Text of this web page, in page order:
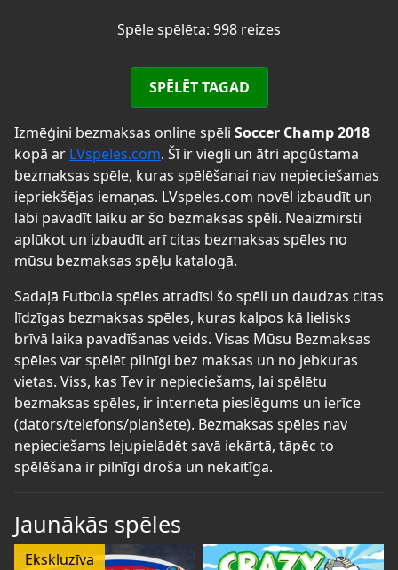
Spēle spēlēta: 998 reizes
SPĒLĒT TAGAD
Izmēģini bezmaksas online spēli Soccer Champ 2018
kopā ar LVspeles.com. Šī ir viegli un ātri apgūstama
bezmaksas spēle, kuras spēlēšanai nav nepieciešamas
iepriekšējas iemaņas. LVspeles.com novēl izbaudīt un
labi pavadīt laiku ar šo bezmaksas spēli. Neaizmirsti
aplūkot un izbaudīt arī citas bezmaksas spēles no
mūsu bezmaksas spēļu katalogā.
Sadaļā Futbola spēles atradīsi šo spēli un daudzas citas
līdzīgas bezmaksas spēles, kuras kalpos kā lielisks
brīvā laika pavadīšanas veids. Visas Mūsu Bezmaksas
spēles var spēlēt pilnīgi bez maksas un no jebkuras
vietas. Viss, kas Tev ir nepieciešams, lai spēlētu
bezmaksas spēles, ir interneta pieslēgums un ierīce
(dators/telefons/planšete). Bezmaksas spēles nav
nepieciešams lejupielādēt savā iekārtā, tāpēc to
spēlēšana ir pilnīgi droša un nekaitīga.
Jaunākās spēles
Ekskluzīva